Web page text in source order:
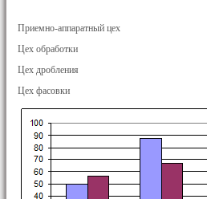
Приемно-аппаратный цех
Цех обработки
Цех дробления
Цех фасовки